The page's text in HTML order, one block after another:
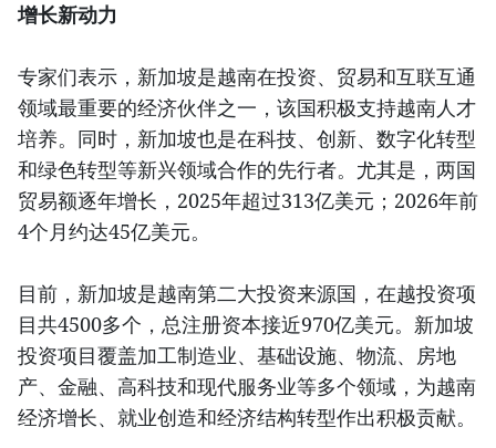
增长新动力
专家们表示，新加坡是越南在投资、贸易和互联互通
领域最重要的经济伙伴之一，该国积极支持越南人才
培养。同时，新加坡也是在科技、创新、数字化转型
和绿色转型等新兴领域合作的先行者。尤其是，两国
贸易额逐年增长，2025年超过313亿美元；2026年前
4个月约达45亿美元。
目前，新加坡是越南第二大投资来源国，在越投资项
目共4500多个，总注册资本接近970亿美元。新加坡
投资项目覆盖加工制造业、基础设施、物流、房地
产、金融、高科技和现代服务业等多个领域，为越南
经济增长、就业创造和经济结构转型作出积极贡献。